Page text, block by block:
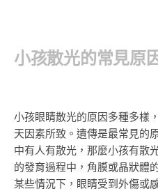
小孩散光的常見原
小孩眼睛散光的原因多種多樣
天因素所致。遺傳是最常見的
中有人有散光，那麼小孩有散
的發育過程中，角膜或晶狀體
某些情況下，眼睛受到外傷或